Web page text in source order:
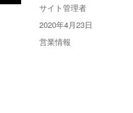
投
稿
サイト管理者
投
稿
日:
2020年4月23日
カ
営業情報